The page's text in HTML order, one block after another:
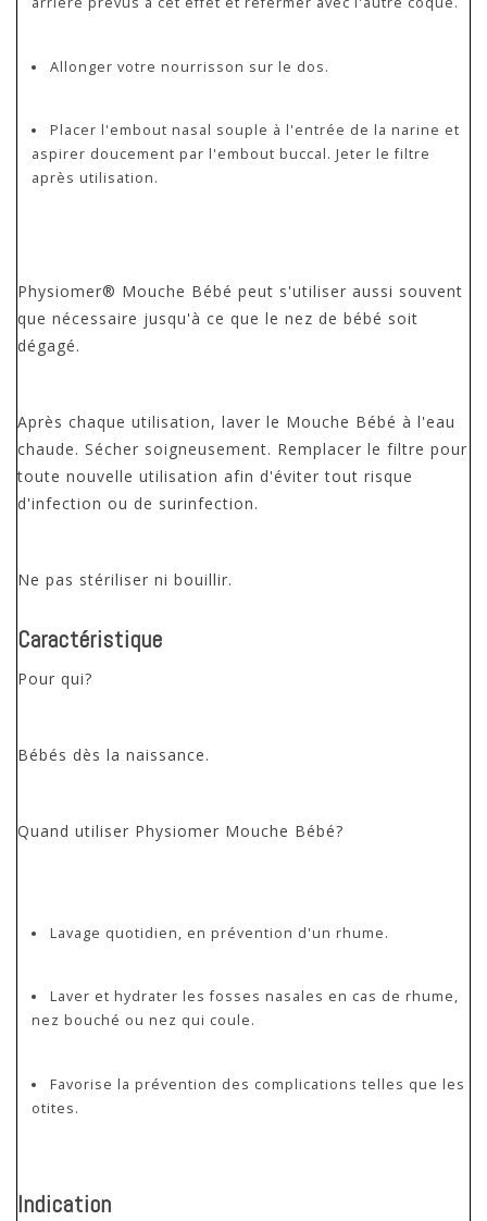
Allonger votre nourrisson sur le dos.
Placer l'embout nasal souple à l'entrée de la narine et
aspirer doucement par l'embout buccal. Jeter le filtre
après utilisation.
Physiomer® Mouche Bébé peut s'utiliser aussi souvent
que nécessaire jusqu'à ce que le nez de bébé soit
dégagé.
Après chaque utilisation, laver le Mouche Bébé à l'eau
chaude. Sécher soigneusement. Remplacer le filtre pour
toute nouvelle utilisation afin d'éviter tout risque
d'infection ou de surinfection.
Ne pas stériliser ni bouillir.
Caractéristique
Pour qui?
Bébés dès la naissance.
Quand utiliser Physiomer Mouche Bébé?
Lavage quotidien, en prévention d'un rhume.
Laver et hydrater les fosses nasales en cas de rhume,
nez bouché ou nez qui coule.
Favorise la prévention des complications telles que les
otites.
Indication